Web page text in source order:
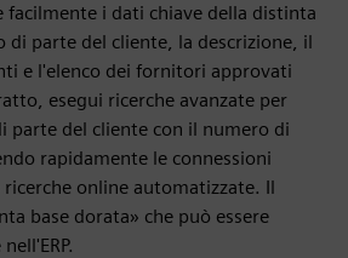
facilmente i dati chiave della distinta
di parte del cliente, la descrizione, il
e l'elenco dei fornitori approvati
esegui ricerche avanzate per
parte del cliente con il numero di
rapidamente le connessioni
online automatizzate. Il
base dorata» che può essere